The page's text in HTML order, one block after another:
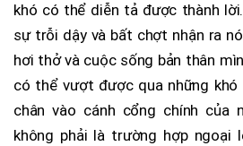
khó có thể diễn tả được thành
sự trỗi dậy và bất chợt nhận ra
hơi thở và cuộc sống bản thân
có thể vượt được qua những khó
chân vào cánh cổng chính của
không phải là trường hợp ngoại